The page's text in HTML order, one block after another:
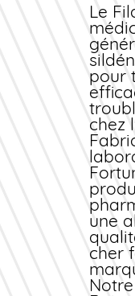
Le
pour
chez
une
cher
Notre